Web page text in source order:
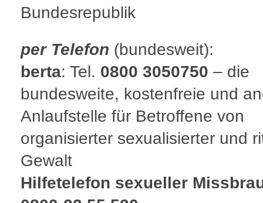
Bundesrepublik
per Telefon (bundesweit):
berta: Tel. 0800 3050750 – die
bundesweite, kostenfreie und
Anlaufstelle für Betroffene von
organisierter sexualisierter und
Gewalt
Hilfetelefon sexueller